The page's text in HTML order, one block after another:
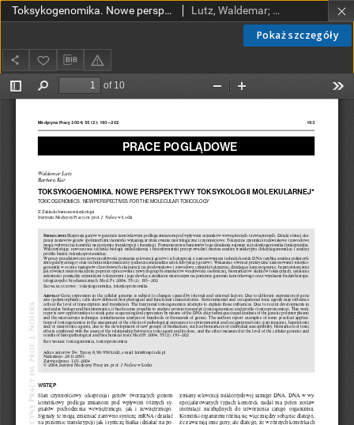
Pokaż szczegóły
Toksykogenomika. Nowe perspektywy toksykologii molekularnej Lutz, Waldemar; Kur, Barbara